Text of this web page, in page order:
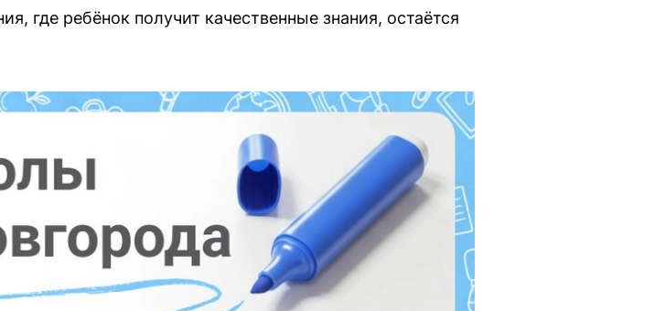
где ребёнок получит качественные знания, остаётся